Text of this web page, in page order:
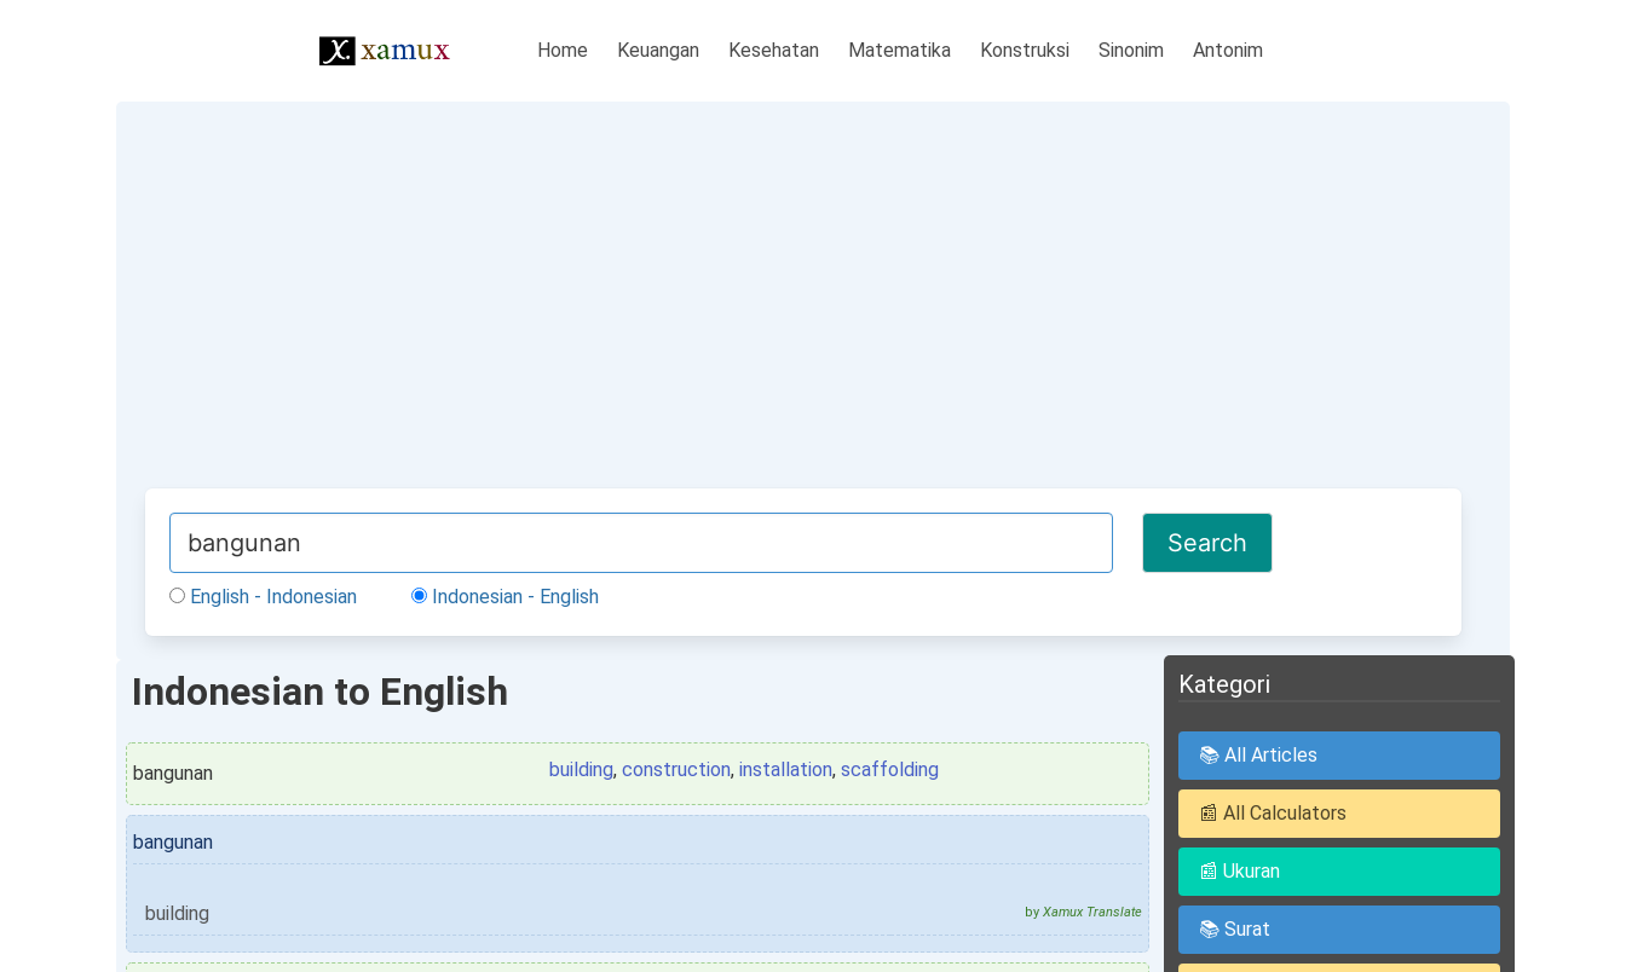
Home Keuangan Kesehatan Matematika Konstruksi Sinonim Antonim
English - Indonesian Indonesian - English
Indonesian to English
bangunan building, construction, installation, scaffolding
bangunan
building by Xamux Translate
Kategori
📚 All Articles
📰 All Calculators
📰 Ukuran
📚 Surat